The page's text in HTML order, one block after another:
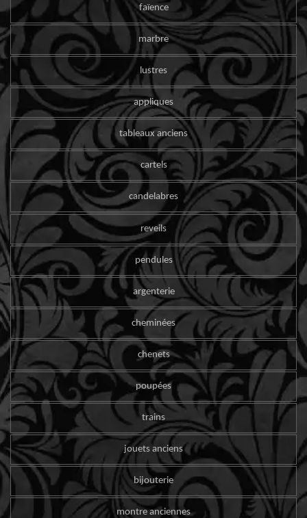
faïence
marbre
lustres
appliques
tableaux anciens
cartels
candelabres
reveils
pendules
argenterie
cheminées
chenets
poupées
trains
jouets anciens
bijouterie
montre anciennes